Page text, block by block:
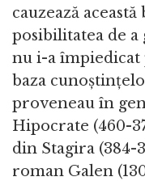
cauzează
posibilitatea de a
nu i-a împiedicat
baza
proveneau în
Hipocrate (460-
din Stagira (384-
roman Galen